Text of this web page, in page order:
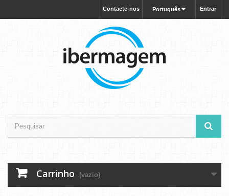
Entrar
Português
Contacte-nos
Carrinho (vazio)